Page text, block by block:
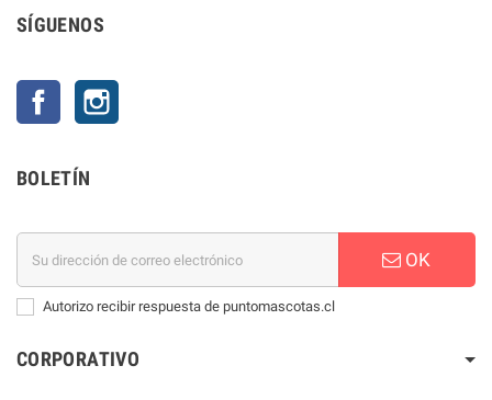
SÍGUENOS
Facebook
BOLETÍN
OK
Autorizo recibir respuesta de puntomascotas.cl
CORPORATIVO